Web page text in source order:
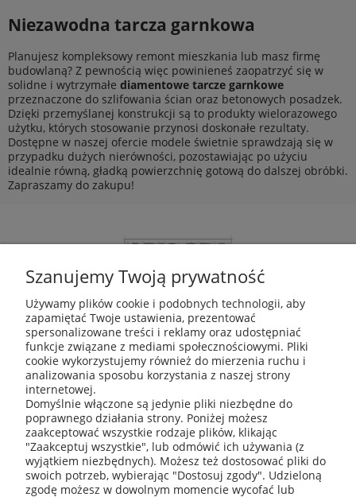
Niezawodna tarcza garnkowa
Planujesz kompleksowy remont mieszkania lub masz firmę
budowlaną? Z pewnością więc powinieneś zaopatrzyć się w
solidne i wytrzymałe diamentowe tarcze garnkowe
przeznaczone do szlifowania ścian oraz betonowych posadzek.
Dzięki przemyślanej konstrukcji są to produkty wielorazowego
użytku, których stosowanie przynosi doskonałe rezultaty.
Dostępne w naszej ofercie modele świetnie sprawdzają się w
przypadku dużych nierówności, pozostawiając po użyciu
idealnie równą, gładką powierzchnię gotową do dalszej obróbki.
Zapraszamy do zakupu!
ABIS Pro sp. z o. o.
ul. Głogowska 11
30-416 Kraków
+48 531 809 706
Szanujemy Twoją prywatność
Używamy plików cookie i podobnych technologii, aby
zapamiętać Twoje ustawienia, prezentować
spersonalizowane treści i reklamy oraz udostępniać
funkcje związane z mediami społecznościowymi. Pliki
cookie wykorzystujemy również do mierzenia ruchu i
analizowania sposobu korzystania z naszej strony
internetowej.
Domyślnie włączone są jedynie pliki niezbędne do
poprawnego działania strony. Poniżej możesz
zaakceptować wszystkie rodzaje plików, klikając
"Zaakceptuj wszystkie", lub odmówić ich używania (z
wyjątkiem niezbędnych). Możesz też dostosować pliki do
swoich potrzeb, wybierając "Dostosuj zgody". Udzieloną
zgodę możesz w dowolnym momencie wycofać lub